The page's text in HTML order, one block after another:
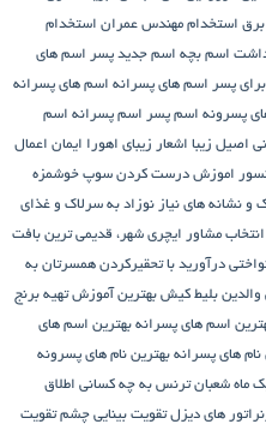
استخدام مهندس عمران استخدام
اسم بچه اسم جدید پسر اسم های
پسر اسم های پسرانه اسم های پسرانه
پسرونه اسم پسر اسم پسرانه اسم
اصیل زیبا اشعار زیبای اهورا ایمان اعمال
اموزش درست کردن سوپ خوشمزه
و نشانه های نیاز نوزاد به سرلاک و غذای
مشاور ایچری شهر، قدیمی ترین بافت
درآورید با تحقیرکردن همسرتان به
بلیط کیش بهترین آموزش تهیه برنج
اسم های پسرانه بهترین اسم های
نام های پسرانه بهترین نام های پسرونه
ماه شعبان ترنس به چه کسانی اطلاق
های دیزل تقویت بینایی چشم تقویت